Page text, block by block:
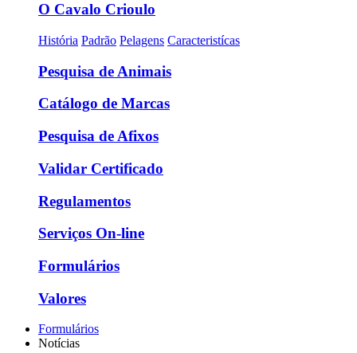
O Cavalo Crioulo
História Padrão Pelagens Caracteristícas
Pesquisa de Animais
Catálogo de Marcas
Pesquisa de Afixos
Validar Certificado
Regulamentos
Serviços On-line
Formulários
Valores
Formulários
Notícias